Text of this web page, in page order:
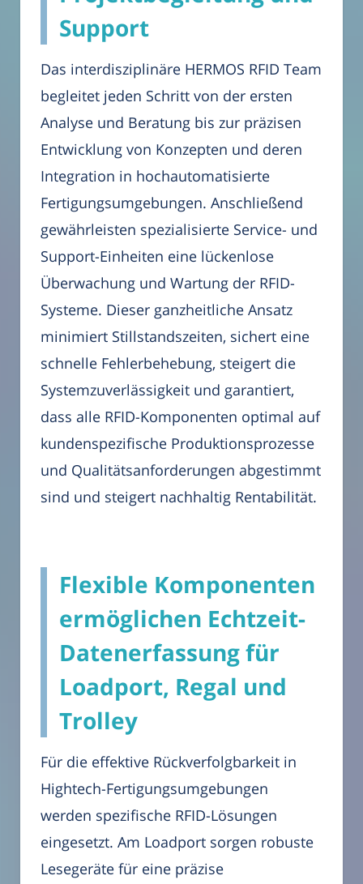
Support
Das interdisziplinäre HERMOS RFID Team
begleitet jeden Schritt von der ersten
Analyse und Beratung bis zur präzisen
Entwicklung von Konzepten und deren
Integration in hochautomatisierte
Fertigungsumgebungen. Anschließend
gewährleisten spezialisierte Service- und
Support-Einheiten eine lückenlose
Überwachung und Wartung der RFID-
Systeme. Dieser ganzheitliche Ansatz
minimiert Stillstandszeiten, sichert eine
schnelle Fehlerbehebung, steigert die
Systemzuverlässigkeit und garantiert,
dass alle RFID-Komponenten optimal auf
kundenspezifische Produktionsprozesse
und Qualitätsanforderungen abgestimmt
sind und steigert nachhaltig Rentabilität.
Flexible Komponenten
ermöglichen Echtzeit-
Datenerfassung für
Loadport, Regal und
Trolley
Für die effektive Rückverfolgbarkeit in
Hightech-Fertigungsumgebungen
werden spezifische RFID-Lösungen
eingesetzt. Am Loadport sorgen robuste
Lesegeräte für eine präzise